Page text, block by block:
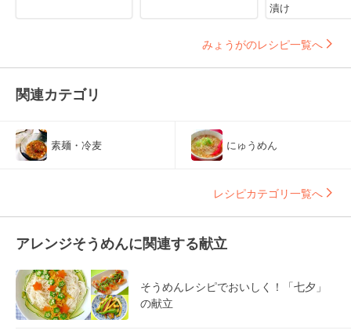
漬け
みょうがのレシピ一覧へ
関連カテゴリ
素麺・冷麦 にゅうめん
レシピカテゴリ一覧へ
アレンジそうめんに関連する献立
そうめんレシピでおいしく！「七夕」
の献立